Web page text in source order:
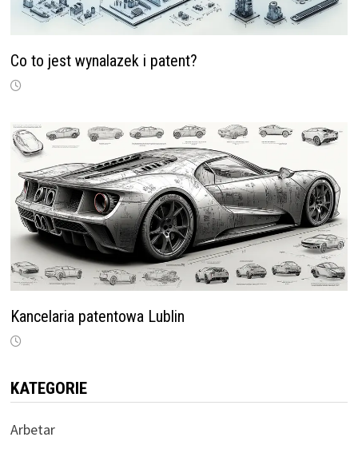
Co to jest wynalazek i patent?
Kancelaria patentowa Lublin
KATEGORIE
Arbetar